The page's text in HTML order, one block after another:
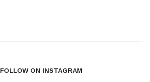
FOLLOW ON INSTAGRAM